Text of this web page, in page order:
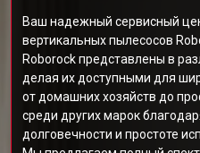
Ваш надежный сервисный
вертикальных пылесосов
Roborock представлены в
делая их доступными для
от домашних хозяйств до
среди других марок
долговечности и простоте